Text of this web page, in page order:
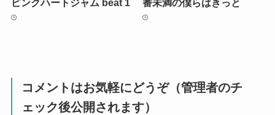
ピンクハートジャム beat 1 番未満の僕らはきっと
コメントはお気軽にどうぞ（管理者のチ
ェック後公開されます）